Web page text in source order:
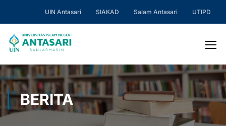
UIN Antasari SIAKAD Salam Antasari UTIPD
BERITA